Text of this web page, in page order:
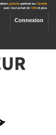
Connexion